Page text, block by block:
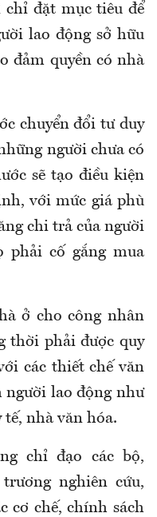
chỉ đặt mục tiêu để
lao động sở hữu
đảm quyền có nhà
chuyển đổi tư duy
người chưa có
sẽ tạo điều kiện
với mức giá phù
chi trả của người
phải cố gắng mua
ở cho công nhân
thời phải được quy
các thiết chế văn
người lao động như
nhà văn hóa.
chỉ đạo các bộ,
nghiên cứu,
cơ chế, chính sách